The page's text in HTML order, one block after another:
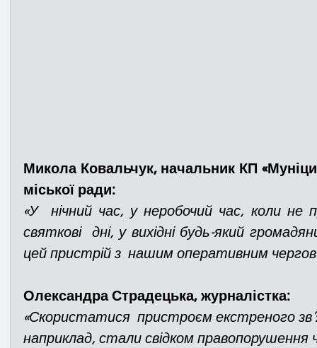
Микола Ковальчук, начальник КП
міської ради:
«У  нічний час, у неробочий час, коли не
святкові  дні, у вихідні будь-який
цей пристрій з  нашим оперативним
Олександра Страдецька,
«Скористатися  пристроєм екстреного
наприклад, стали свідком правопорушення